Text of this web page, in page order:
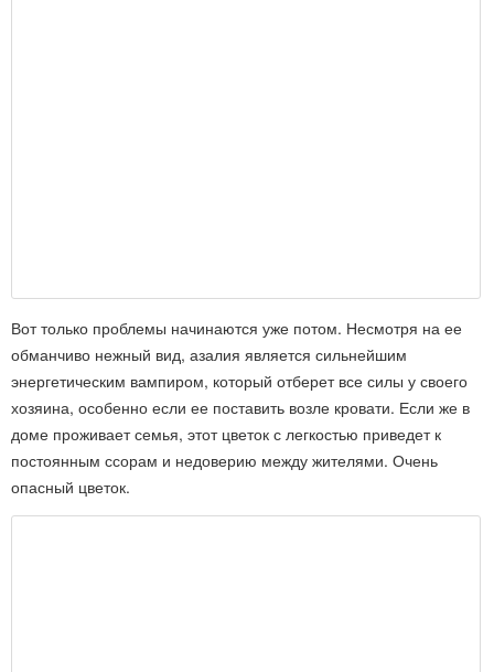
Вот только проблемы начинаются уже потом. Несмотря на ее
обманчиво нежный вид, азалия является сильнейшим
энергетическим вампиром, который отберет все силы у своего
хозяина, особенно если ее поставить возле кровати. Если же в
доме проживает семья, этот цветок с легкостью приведет к
постоянным ссорам и недоверию между жителями. Очень
опасный цветок.